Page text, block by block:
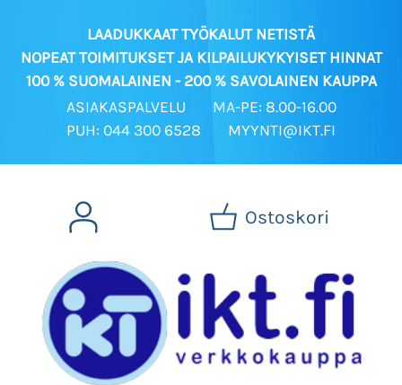
LAADUKKAAT TYÖKALUT NETISTÄ
NOPEAT TOIMITUKSET JA KILPAILUKYKYISET HINNAT
100 % SUOMALAINEN - 200 % SAVOLAINEN KAUPPA
ASIAKASPALVELU
MA-PE: 8.00-16.00
PUH: 044 300 6528
MYYNTI@IKT.FI
Ostoskori